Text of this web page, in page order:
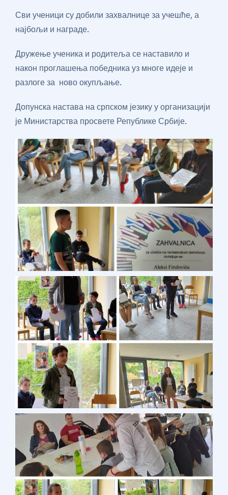
Сви ученици су добили захвалнице за учешће, а
најбољи и награде.
Дружење ученика и родитеља се наставило и
након проглашења победника уз многе идеје и
разлоге за ново окупљање.
Допунска настава на српском језику у организацији
је Министарства просвете Републике Србије.